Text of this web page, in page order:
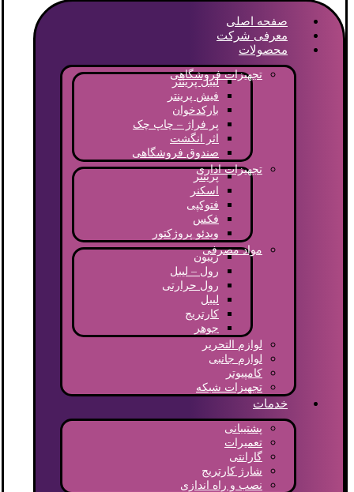
صفحه اصلی
معرفی شرکت
محصولات
تجهیزات فروشگاهی
لیبل پرینتر
فیش پرینتر
بارکدخوان
پر فراژ – چاپ چک
اثر انگشت
صندوق فروشگاهی
تجهیزات اداری
پرینتر
اسکنر
فتوکپی
فکس
ویدئو پروژکتور
مواد مصرفی
ریبون
رول – لیبل
رول حرارتی
لیبل
کارتریج
جوهر
لوازم التحریر
لوازم جانبی
کامپیوتر
تجهیزات شبکه
خدمات
پشتیبانی
تعمیرات
گارانتی
شارژ کارتریج
نصب و راه اندازی